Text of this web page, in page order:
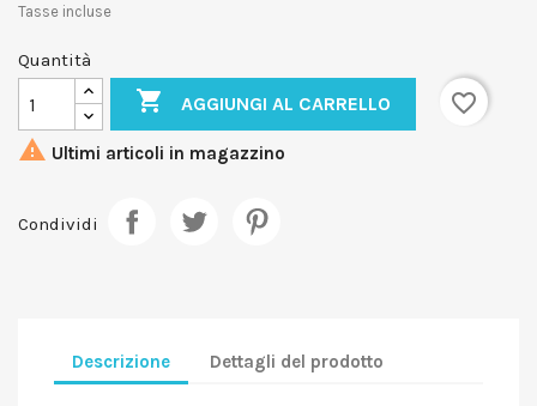
Tasse incluse
Quantità
 AGGIUNGI AL CARRELLO
favorite_border
 Ultimi articoli in magazzino
Condividi
Descrizione Dettagli del prodotto